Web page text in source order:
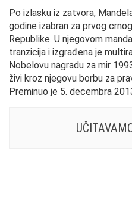
Po izlasku iz zatvora,
godine izabran za prvog
Republike. U njegovom
tranzicija i izgrađena je
Nobelovu nagradu za mir
živi kroz njegovu borbu za
Preminuo je 5. decembra